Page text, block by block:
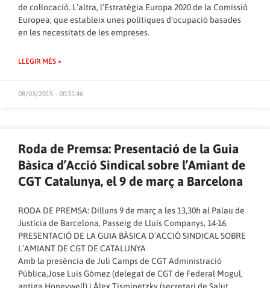
de col·locació. L’altra, l’Estratègia Europa 2020 de la Comissió
Europea, que estableix unes polítiques d’ocupació basades
en les necessitats de les empreses.
LLEGIR MÉS »
08/03/2015 - 00:31:46
Roda de Premsa: Presentació de la Guia
Bàsica d’Acció Sindical sobre l’Amiant de
CGT Catalunya, el 9 de març a Barcelona
RODA DE PREMSA: Dilluns 9 de març a les 13,30h al Palau de
Justícia de Barcelona, Passeig de Lluís Companys, 14-16.
PRESENTACIÓ DE LA GUIA BÀSICA D’ACCIÓ SINDICAL SOBRE
L’AMIANT DE CGT DE CATALUNYA
Amb la presència de Juli Camps de CGT Administració
Pública,Jose Luis Gómez (delegat de CGT de Federal Mogul,